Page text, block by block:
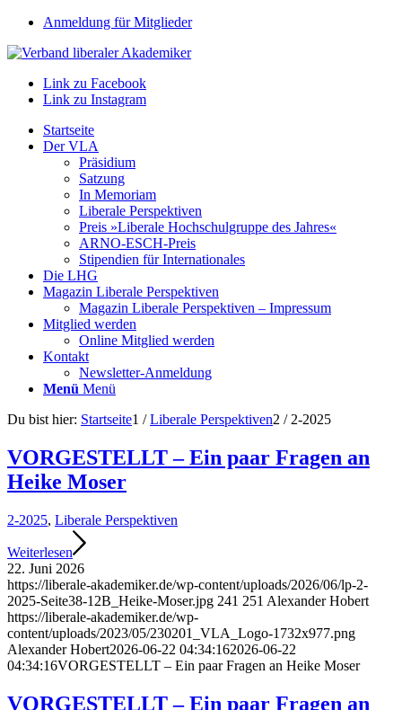
Anmeldung für Mitglieder
Link zu Facebook
Link zu Instagram
Startseite
Der VLA
Präsidium
Satzung
In Memoriam
Liberale Perspektiven
Preis »Liberale Hochschulgruppe des Jahres«
ARNO-ESCH-Preis
Stipendien für Internationales
Die LHG
Magazin Liberale Perspektiven
Magazin Liberale Perspektiven – Impressum
Mitglied werden
Online Mitglied werden
Kontakt
Newsletter-Anmeldung
Menü Menü
Du bist hier: Startseite1 / Liberale Perspektiven2 / 2-2025
VORGESTELLT – Ein paar Fragen an
Heike Moser
2-2025, Liberale Perspektiven
Weiterlesen
22. Juni 2026
https://liberale-akademiker.de/wp-content/uploads/2026/06/lp-2-
2025-Seite38-12B_Heike-Moser.jpg 241 251 Alexander Hobert
https://liberale-akademiker.de/wp-
content/uploads/2023/05/230201_VLA_Logo-1732x977.png
Alexander Hobert2026-06-22 04:34:162026-06-22
04:34:16VORGESTELLT – Ein paar Fragen an Heike Moser
VORGESTELLT – Ein paar Fragen an